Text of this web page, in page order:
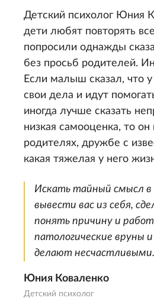
Детский психолог Юния
дети любят повторять
попросили однажды
без просьб родителей.
Если малыш сказал, что
свои дела и идут
иногда лучше сказать
низкая самооценка, то
родителях, дружбе с
какая тяжелая у него
Искать тайный смысл в
вывести вас из себя,
понять причину и
патологические вруны
делают несчастливыми.
Юния Коваленко
Детский психолог